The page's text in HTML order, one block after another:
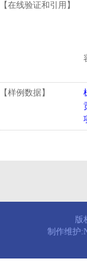
【在线验证和引用】
【样例数据】
版
制作维护